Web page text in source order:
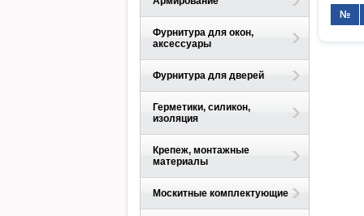
Фурнитура для окон,
аксессуары
Фурнитура для дверей
Герметики, силикон,
изоляция
Крепеж, монтажные
материалы
Москитные комплектующие
№